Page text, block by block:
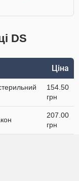
DS
Ціна
154.50
грн
207.00
грн